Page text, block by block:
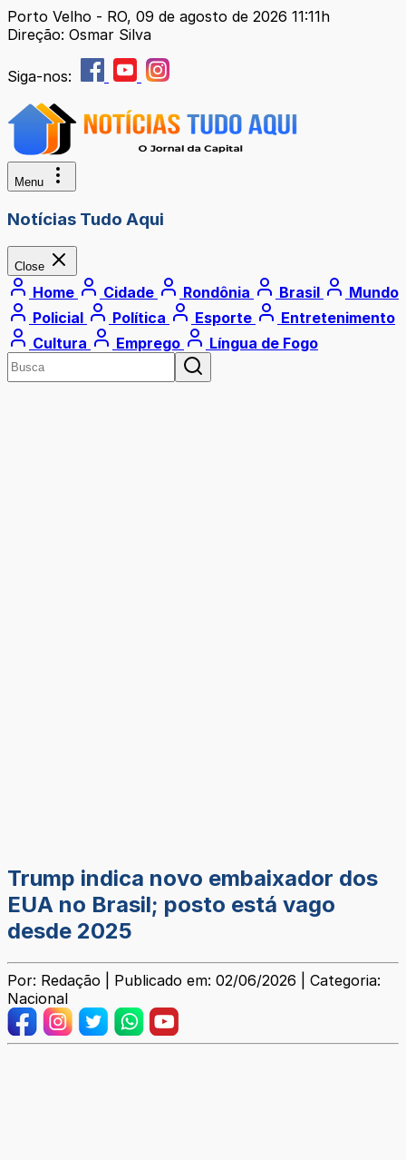
Porto Velho - RO, 09 de agosto de 2026 11:11h
Direção: Osmar Silva
Siga-nos:
Menu
Notícias Tudo Aqui
Close
Home Cidade Rondônia Brasil
Mundo
Policial
Política Esporte
Entretenimento
Cultura
Emprego Língua de Fogo
Trump indica novo embaixador dos
EUA no Brasil; posto está vago
desde 2025
Por: Redação | Publicado em: 02/06/2026 | Categoria:
Nacional